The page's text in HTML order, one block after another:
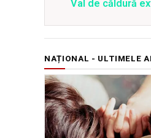
Val de căldură
NAȚIONAL - ULTIMELE